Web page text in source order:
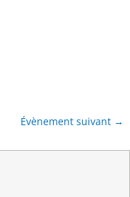
Évènement suivant →